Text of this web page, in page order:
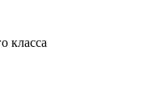
класса